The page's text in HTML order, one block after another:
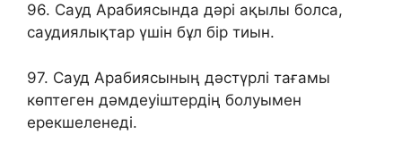
96. Сауд Арабиясында дәрі ақылы болса,
саудиялықтар үшін бұл бір тиын.
97. Сауд Арабиясының дәстүрлі тағамы
көптеген дәмдеуіштердің болуымен
ерекшеленеді.